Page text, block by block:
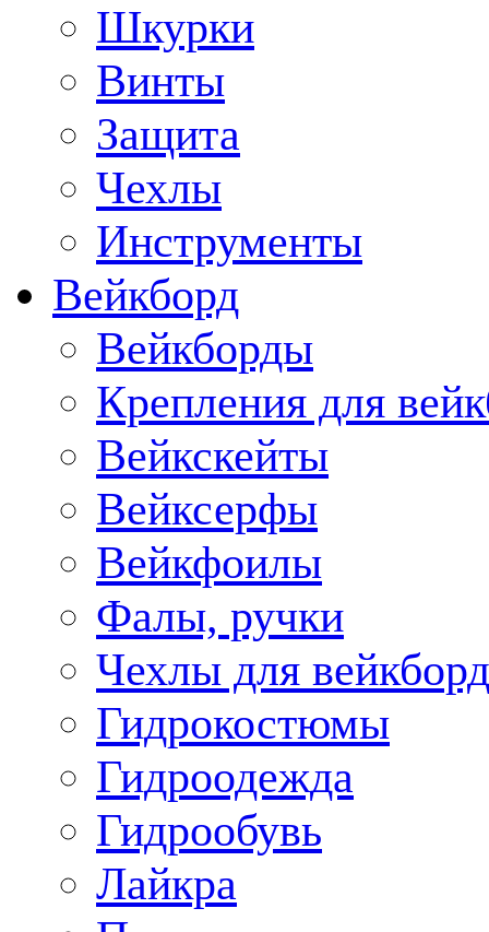
Шкурки
Винты
Защита
Чехлы
Инструменты
Вейкборд
Вейкборды
Крепления для
Вейкскейты
Вейксерфы
Вейкфоилы
Фалы, ручки
Чехлы для
Гидрокостюмы
Гидроодежда
Гидрообувь
Лайкра